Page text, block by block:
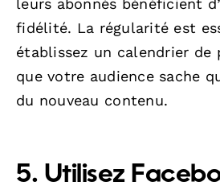
fidélité. La régularité est
établissez un calendrier
que votre audience sache
du nouveau contenu.
5. Utilisez